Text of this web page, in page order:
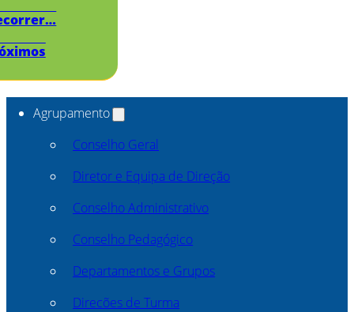
Agrupamento
Conselho Geral
Diretor e Equipa de Direção
Conselho Administrativo
Conselho Pedagógico
Departamentos e Grupos
Direcões de Turma